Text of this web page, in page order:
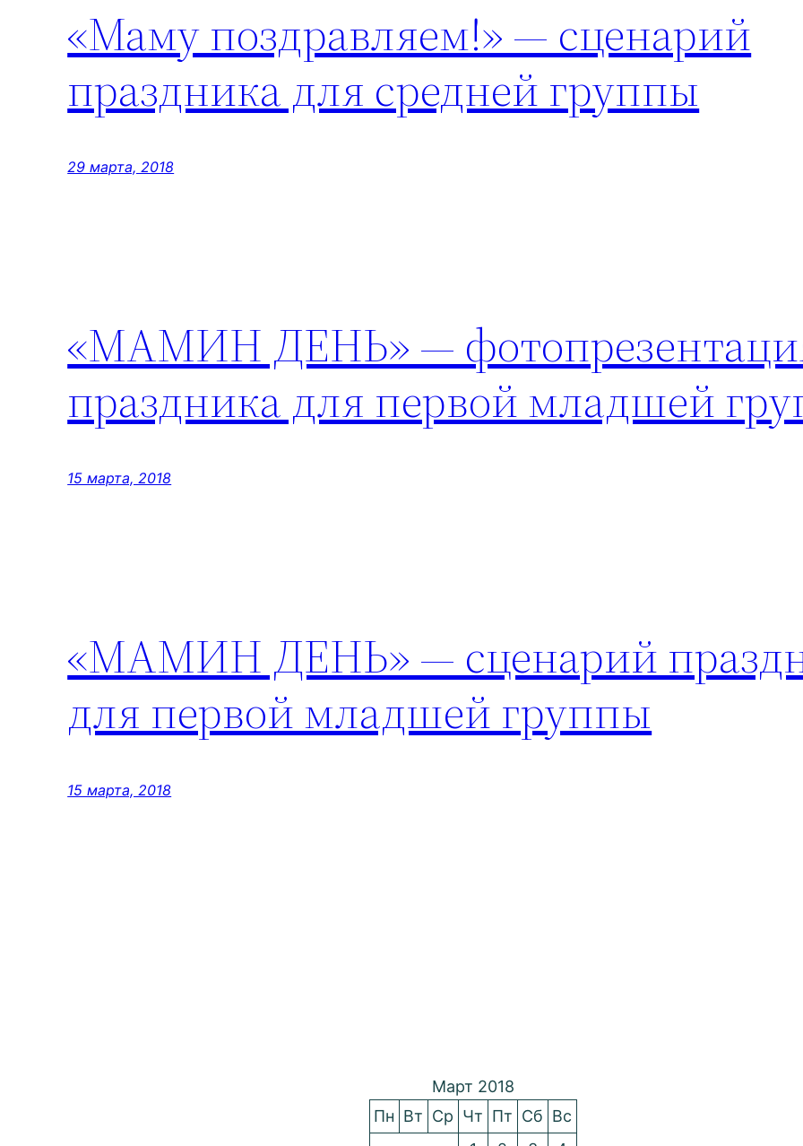
«Маму поздравляем!» — сценарий
праздника для средней группы
29 марта, 2018
«МАМИН ДЕНЬ» —
праздника для первой младшей
15 марта, 2018
«МАМИН ДЕНЬ» — сценарий
для первой младшей группы
15 марта, 2018
Март 2018
Пн Вт Ср Чт Пт Сб Вс